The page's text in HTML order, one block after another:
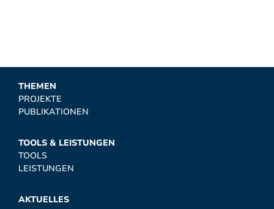
THEMEN
PROJEKTE
PUBLIKATIONEN
TOOLS & LEISTUNGEN
TOOLS
LEISTUNGEN
AKTUELLES